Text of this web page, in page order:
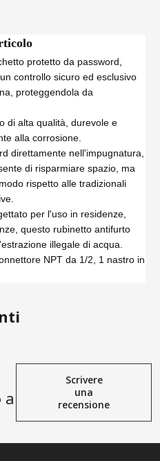
protetto da password,
controllo sicuro ed esclusivo
proteggendola da
di alta qualità, durevole e
alla corrosione.
direttamente nell'impugnatura,
di risparmiare spazio, ma
rispetto alle tradizionali
per l'uso in residenze,
questo rubinetto antifurto
illegale di acqua.
NPT da 1/2, 1 nastro in
a
Scrivere
una
recensione